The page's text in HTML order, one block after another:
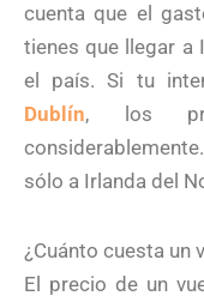
cuenta que el
tienes que llegar a
el país. Si tu
Dublín, los
sólo a Irlanda del
¿Cuánto cuesta un
El precio de un